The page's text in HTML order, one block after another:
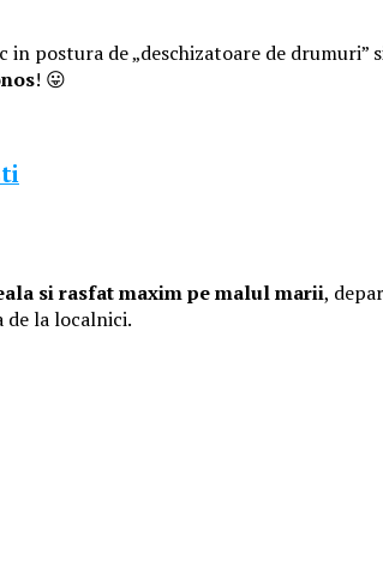
postura de „deschizatoare de drumuri”
! 😛
si rasfat maxim pe malul marii,
de la localnici.